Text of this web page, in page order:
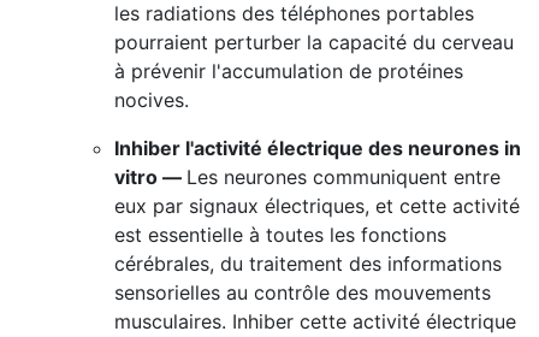
les radiations des téléphones portables
pourraient perturber la capacité du cerveau
à prévenir l'accumulation de protéines
nocives.
Inhiber l'activité électrique des neurones in
vitro — Les neurones communiquent entre
eux par signaux électriques, et cette activité
est essentielle à toutes les fonctions
cérébrales, du traitement des informations
sensorielles au contrôle des mouvements
musculaires. Inhiber cette activité électrique